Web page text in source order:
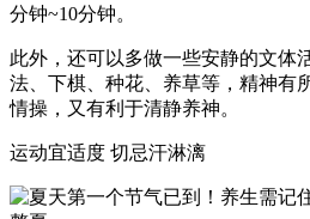
分钟~10分钟。
此外，还可以多做一些安静的文体
法、下棋、种花、养草等，精神有
情操，又有利于清静养神。
运动宜适度 切忌汗淋漓